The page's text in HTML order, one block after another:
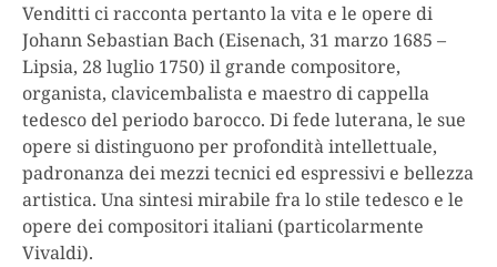
Venditti ci racconta pertanto la vita e le opere di
Johann Sebastian Bach (Eisenach, 31 marzo 1685 –
Lipsia, 28 luglio 1750) il grande compositore,
organista, clavicembalista e maestro di cappella
tedesco del periodo barocco. Di fede luterana, le sue
opere si distinguono per profondità intellettuale,
padronanza dei mezzi tecnici ed espressivi e bellezza
artistica. Una sintesi mirabile fra lo stile tedesco e le
opere dei compositori italiani (particolarmente
Vivaldi).